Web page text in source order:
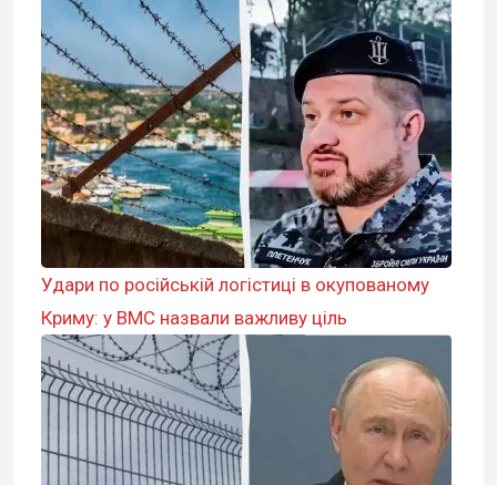
Удари по російській логістиці в окупованому
Криму: у ВМС назвали важливу ціль